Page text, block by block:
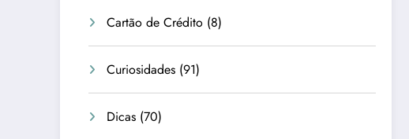
Cartão de Crédito (8)
Curiosidades (91)
Dicas (70)